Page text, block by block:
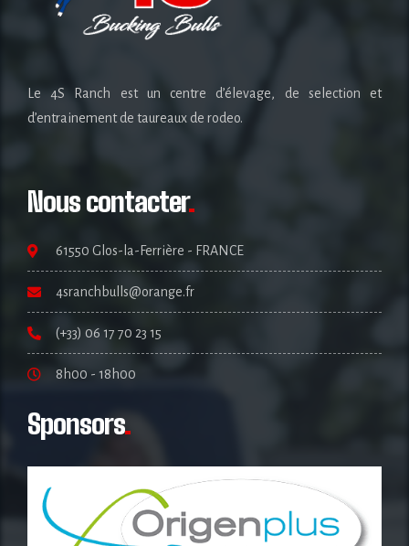
Le 4S Ranch est un centre d’élevage, de selection et
d’entrainement de taureaux de rodeo.
Nous contacter.
61550 Glos-la-Ferrière - FRANCE
4sranchbulls@orange.fr
(+33) 06 17 70 23 15
8h00 - 18h00
Sponsors.